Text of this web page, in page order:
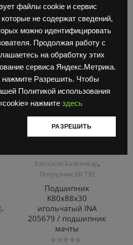
файлы cookie и сервис
не содержат сведений,
можно идентифицировать
Продолжая работу с
на обработку этих
сервиса Яндекс.Метрика.
нажмите Разрешить. Чтобы
Политикой использования
нажмите здесь
РАЗРЕШИТЬ
Запчасти Балканкар,
Погрузчик ЕВ 735
Подшипник
K80х88х30
игольчатый INA
205679 / подшипник
мачты